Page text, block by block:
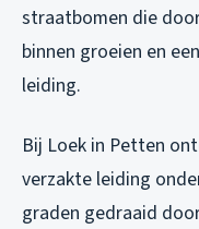
straatbomen die
binnen groeien en
leiding.
Bij Loek in Petten
verzakte leiding
graden gedraaid